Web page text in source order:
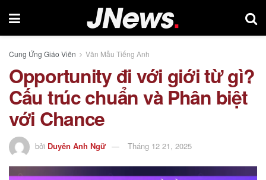
Cung Ứng Giáo Viên Văn Mẫu Tiếng Anh
Opportunity đi với giới từ gì?
Cấu trúc chuẩn và Phân biệt
với Chance
bởi Duyên Anh Ngữ Tháng 12 21, 2025